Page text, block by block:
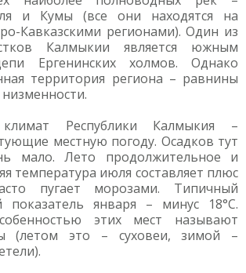
и Кумы (все они находятся на
Кавказскими регионами). Один из
Калмыкии является южным
Ергенинских холмов. Однако
территория региона – равнины
Республики Калмыкия –
местную погоду. Осадков тут
мало. Лето продолжительное и
температура июля составляет плюс
пугает морозами. Типичный
показатель января – минус 18°С.
этих мест называют
(летом это – суховеи, зимой –